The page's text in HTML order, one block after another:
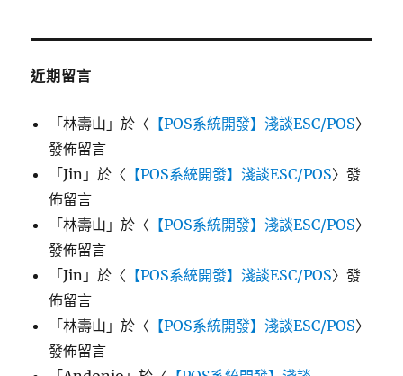
近期留言
「林壽山 」於〈 【POS系統開發】淺談ESC/POS〉
發佈留言
「Jin 」於〈 【POS系統開發】淺談ESC/POS〉發
佈留言
「林壽山 」於〈 【POS系統開發】淺談ESC/POS〉
發佈留言
「Jin 」於〈 【POS系統開發】淺談ESC/POS〉發
佈留言
「林壽山 」於〈 【POS系統開發】淺談ESC/POS〉
發佈留言